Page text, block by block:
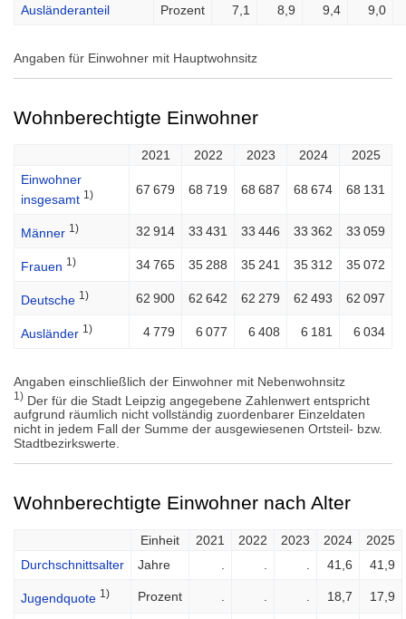
Ausländeranteil Prozent 7,1 8,9 9,4 9,0
Angaben für Einwohner mit Hauptwohnsitz
Wohnberechtigte Einwohner
2021 2022 2023 2024
2025
Einwohner
insgesamt 1) 67 679 68 719 68 687 68 674 68 131
Männer 1) 32 914 33 431 33 446 33 362 33 059
Frauen 1) 34 765 35 288 35 241 35 312 35 072
Deutsche 1) 62 900 62 642 62 279 62 493 62 097
Ausländer 1) 4 779 6 077 6 408 6 181 6 034
Angaben einschließlich der Einwohner mit Nebenwohnsitz
1) Der für die Stadt Leipzig angegebene Zahlenwert entspricht
aufgrund räumlich nicht vollständig zuordenbarer Einzeldaten
nicht in jedem Fall der Summe der ausgewiesenen Ortsteil- bzw.
Stadtbezirkswerte.
Wohnberechtigte Einwohner nach Alter
Einheit 2021 2022 2023 2024
2025
Durchschnittsalter
Jahre 41,6 41,9
Jugendquote 1) Prozent 18,7 17,9